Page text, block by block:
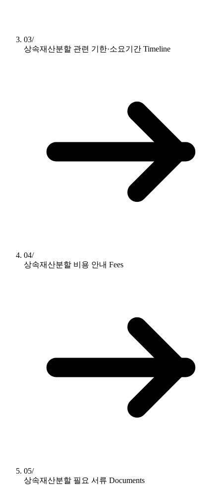
03/
상속재산분할 관련 기한·소요기간 Timeline
04/
상속재산분할 비용 안내 Fees
05/
상속재산분할 필요 서류 Documents